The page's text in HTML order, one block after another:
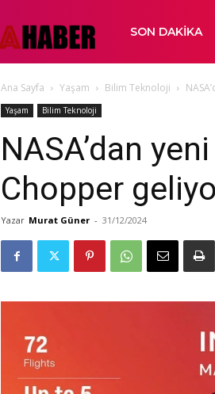
SON DAKIKA
Ana Sayfa Yaşam Bilim Teknoloji
Yaşam Bilim Teknoloji
NASA’dan
Chopper
Yazar Murat Güner - 31/12/2024